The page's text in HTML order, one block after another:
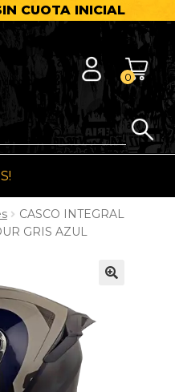
CUOTA INICIAL
0
CASCO INTEGRAL
GRIS AZUL